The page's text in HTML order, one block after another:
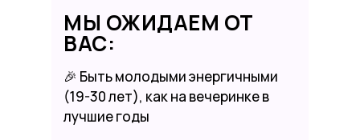
МЫ ОЖИДАЕМ ОТ
ВАС:
🎉 Быть молодыми энергичными
(19-30 лет), как на вечеринке в
лучшие годы